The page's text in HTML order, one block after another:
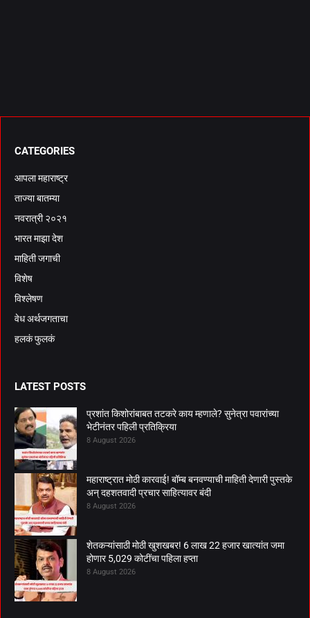
CATEGORIES
आपला महाराष्ट्र
ताज्या बातम्या
नवरात्री २०२१
भारत माझा देश
माहिती जगाची
विशेष
विश्लेषण
वेध अर्थजगताचा
हलकं फुलकं
LATEST POSTS
प्रशांत किशोरांबाबत तटकरे काय म्हणाले? सुनेत्रा पवारांच्या
भेटीनंतर पहिली प्रतिक्रिया
8 August 2026
महाराष्ट्रात मोठी कारवाई! बॉम्ब बनवण्याची माहिती देणारी पुस्तके
अन् दहशतवादी प्रचार साहित्यावर बंदी
8 August 2026
शेतकऱ्यांसाठी मोठी खुशखबर! 6 लाख 22 हजार खात्यांत जमा
होणार 5,029 कोटींचा पहिला हप्ता
8 August 2026